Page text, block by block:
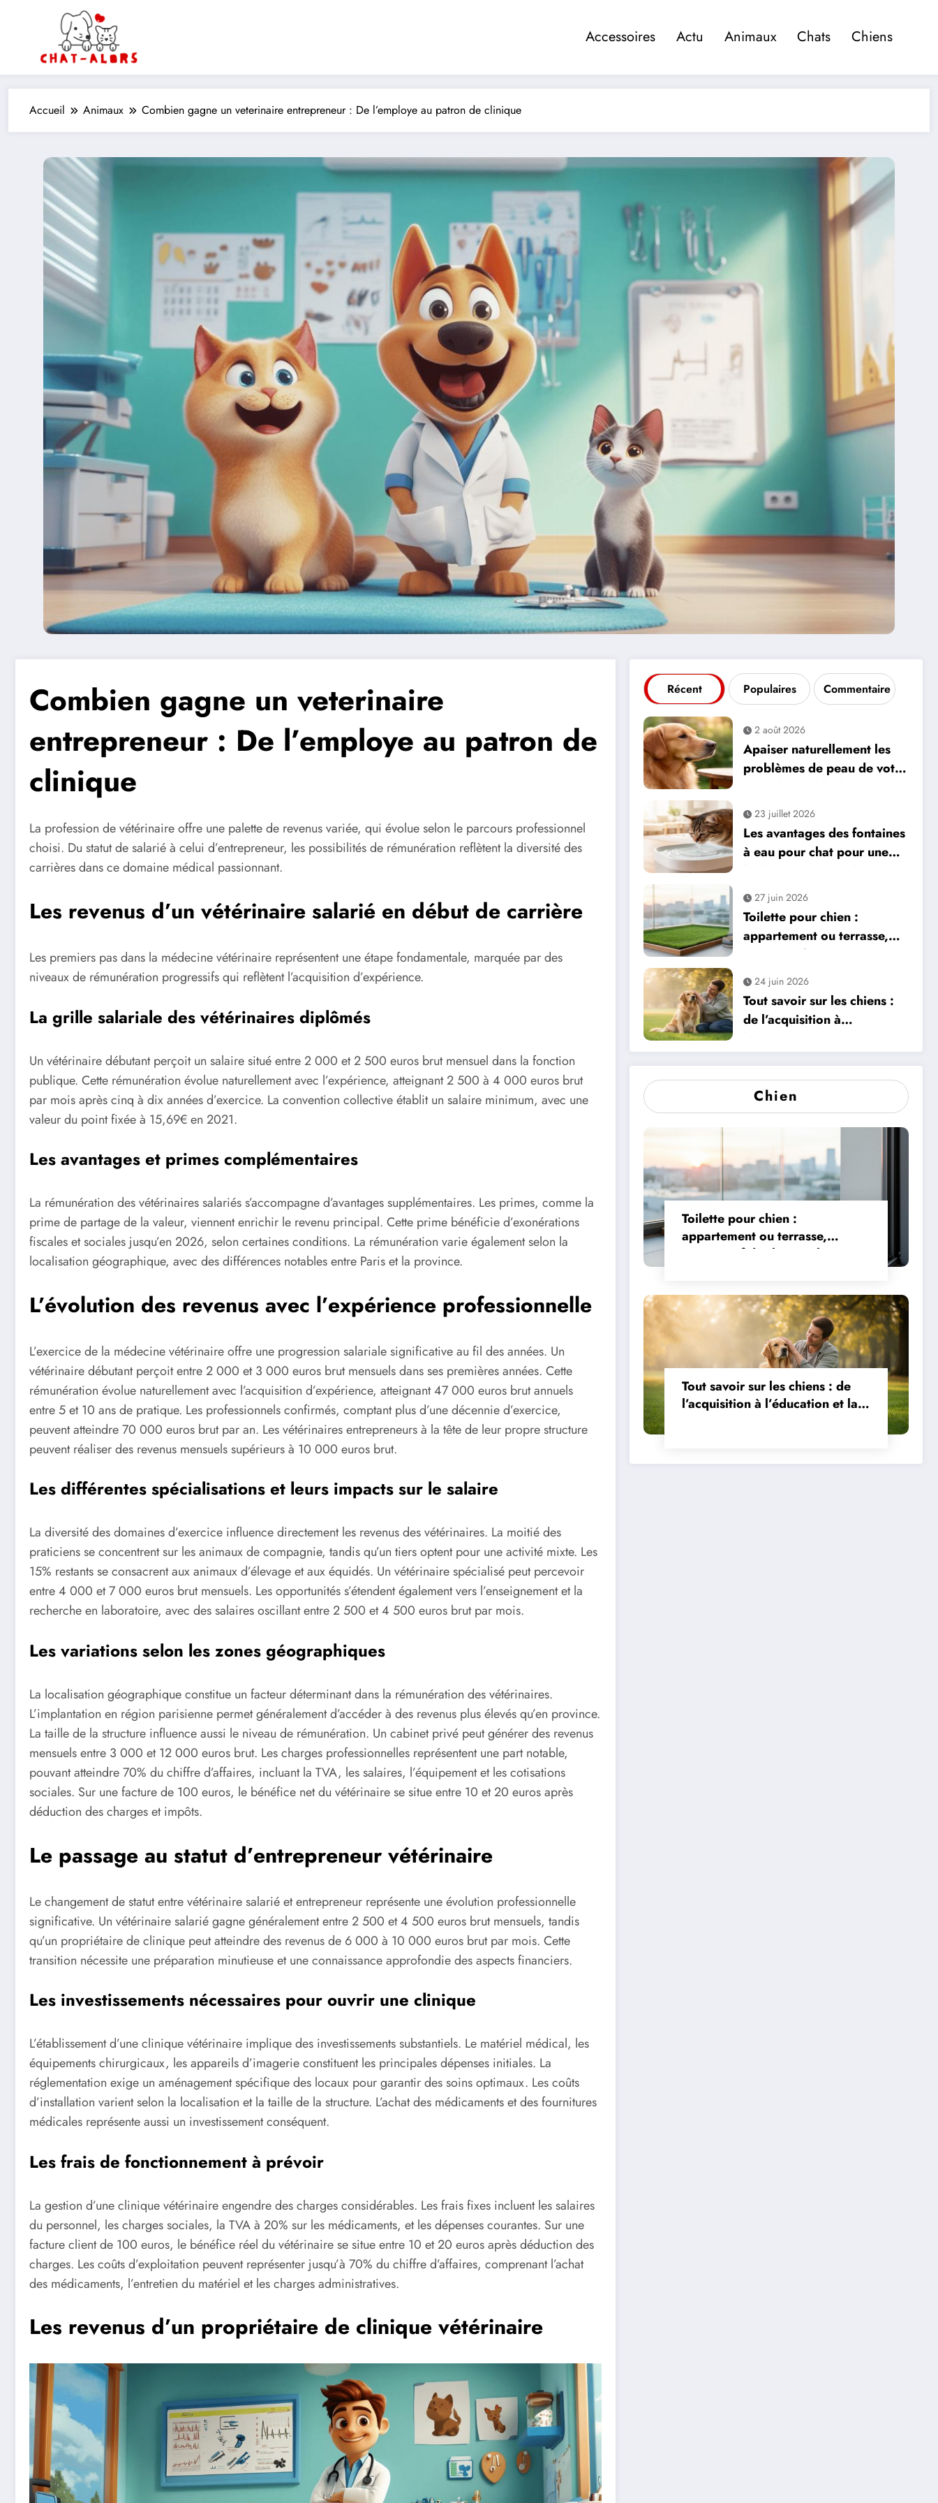
Accessoires Actu Animaux Chats Chiens
Accueil Animaux Combien gagne un veterinaire entrepreneur : De l’employe au patron de clinique
Combien gagne un veterinaire
entrepreneur : De l’employe au patron de
clinique
La profession de vétérinaire offre une palette de revenus variée, qui évolue selon le parcours professionnel
choisi. Du statut de salarié à celui d’entrepreneur, les possibilités de rémunération reflètent la diversité des
carrières dans ce domaine médical passionnant.
Les revenus d’un vétérinaire salarié en début de carrière
Les premiers pas dans la médecine vétérinaire représentent une étape fondamentale, marquée par des
niveaux de rémunération progressifs qui reflètent l’acquisition d’expérience.
La grille salariale des vétérinaires diplômés
Un vétérinaire débutant perçoit un salaire situé entre 2 000 et 2 500 euros brut mensuel dans la fonction
publique. Cette rémunération évolue naturellement avec l’expérience, atteignant 2 500 à 4 000 euros brut
par mois après cinq à dix années d’exercice. La convention collective établit un salaire minimum, avec une
valeur du point fixée à 15,69€ en 2021.
Les avantages et primes complémentaires
La rémunération des vétérinaires salariés s’accompagne d’avantages supplémentaires. Les primes, comme la
prime de partage de la valeur, viennent enrichir le revenu principal. Cette prime bénéficie d’exonérations
fiscales et sociales jusqu’en 2026, selon certaines conditions. La rémunération varie également selon la
localisation géographique, avec des différences notables entre Paris et la province.
L’évolution des revenus avec l’expérience professionnelle
L’exercice de la médecine vétérinaire offre une progression salariale significative au fil des années. Un
vétérinaire débutant perçoit entre 2 000 et 3 000 euros brut mensuels dans ses premières années. Cette
rémunération évolue naturellement avec l’acquisition d’expérience, atteignant 47 000 euros brut annuels
entre 5 et 10 ans de pratique. Les professionnels confirmés, comptant plus d’une décennie d’exercice,
peuvent atteindre 70 000 euros brut par an. Les vétérinaires entrepreneurs à la tête de leur propre structure
peuvent réaliser des revenus mensuels supérieurs à 10 000 euros brut.
Les différentes spécialisations et leurs impacts sur le salaire
La diversité des domaines d’exercice influence directement les revenus des vétérinaires. La moitié des
praticiens se concentrent sur les animaux de compagnie, tandis qu’un tiers optent pour une activité mixte. Les
15% restants se consacrent aux animaux d’élevage et aux équidés. Un vétérinaire spécialisé peut percevoir
entre 4 000 et 7 000 euros brut mensuels. Les opportunités s’étendent également vers l’enseignement et la
recherche en laboratoire, avec des salaires oscillant entre 2 500 et 4 500 euros brut par mois.
Les variations selon les zones géographiques
La localisation géographique constitue un facteur déterminant dans la rémunération des vétérinaires.
L’implantation en région parisienne permet généralement d’accéder à des revenus plus élevés qu’en province.
La taille de la structure influence aussi le niveau de rémunération. Un cabinet privé peut générer des revenus
mensuels entre 3 000 et 12 000 euros brut. Les charges professionnelles représentent une part notable,
pouvant atteindre 70% du chiffre d’affaires, incluant la TVA, les salaires, l’équipement et les cotisations
sociales. Sur une facture de 100 euros, le bénéfice net du vétérinaire se situe entre 10 et 20 euros après
déduction des charges et impôts.
Le passage au statut d’entrepreneur vétérinaire
Le changement de statut entre vétérinaire salarié et entrepreneur représente une évolution professionnelle
significative. Un vétérinaire salarié gagne généralement entre 2 500 et 4 500 euros brut mensuels, tandis
qu’un propriétaire de clinique peut atteindre des revenus de 6 000 à 10 000 euros brut par mois. Cette
transition nécessite une préparation minutieuse et une connaissance approfondie des aspects financiers.
Les investissements nécessaires pour ouvrir une clinique
L’établissement d’une clinique vétérinaire implique des investissements substantiels. Le matériel médical, les
équipements chirurgicaux, les appareils d’imagerie constituent les principales dépenses initiales. La
réglementation exige un aménagement spécifique des locaux pour garantir des soins optimaux. Les coûts
d’installation varient selon la localisation et la taille de la structure. L’achat des médicaments et des fournitures
médicales représente aussi un investissement conséquent.
Les frais de fonctionnement à prévoir
La gestion d’une clinique vétérinaire engendre des charges considérables. Les frais fixes incluent les salaires
du personnel, les charges sociales, la TVA à 20% sur les médicaments, et les dépenses courantes. Sur une
facture client de 100 euros, le bénéfice réel du vétérinaire se situe entre 10 et 20 euros après déduction des
charges. Les coûts d’exploitation peuvent représenter jusqu’à 70% du chiffre d’affaires, comprenant l’achat
des médicaments, l’entretien du matériel et les charges administratives.
Les revenus d’un propriétaire de clinique vétérinaire
Récent Populaires Commentaire
2 août 2026
Apaiser naturellement les
problèmes de peau de votre
23 juillet 2026
Les avantages des fontaines
à eau pour chat pour une
27 juin 2026
Toilette pour chien :
appartement ou terrasse,
comparatif des bacs et
litières adaptés
24 juin 2026
Tout savoir sur les chiens :
de l’acquisition à
Chien
Toilette pour chien :
appartement ou terrasse,
comparatif des bacs et litières
Tout savoir sur les chiens : de
l’acquisition à l’éducation et la
santé